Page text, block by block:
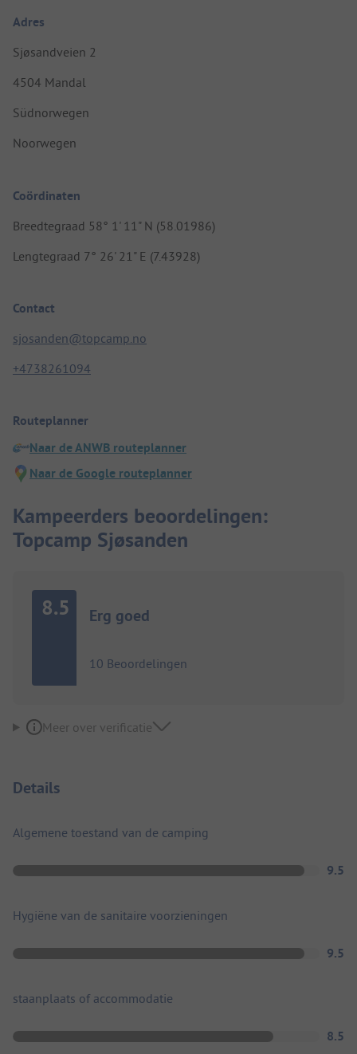
Adres
Sjøsandveien 2
4504 Mandal
Südnorwegen
Noorwegen
Coördinaten
Breedtegraad 58° 1' 11" N (58.01986)
Lengtegraad 7° 26' 21" E (7.43928)
Contact
sjosanden@topcamp.no
+4738261094
Routeplanner
Naar de ANWB routeplanner
Naar de Google routeplanner
Kampeerders beoordelingen:
Topcamp Sjøsanden
8.5 Erg goed
10 Beoordelingen
Meer over verificatie
Details
Algemene toestand van de camping
9.5
Hygiëne van de sanitaire voorzieningen
9.5
staanplaats of accommodatie
8.5